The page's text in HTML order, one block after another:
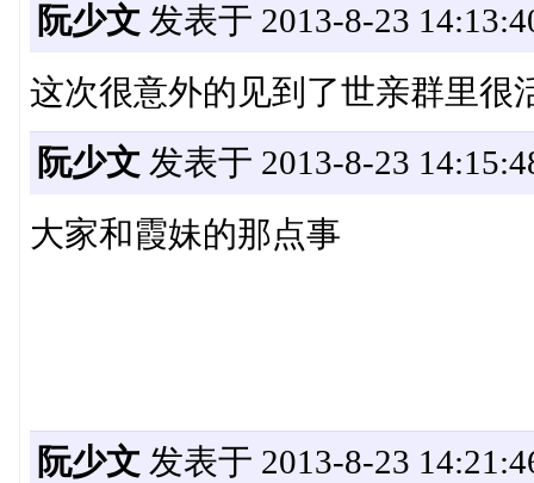
阮少文 发表于 2013-8-23
这次很意外的见到了世亲群里很
阮少文 发表于 2013-8-23
大家和霞妹的那点事
阮少文 发表于 2013-8-23